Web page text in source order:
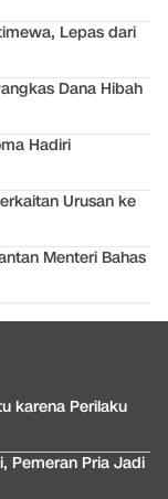
Lepas dari
Dana Hibah
Hadiri
Urusan ke
Menteri Bahas
karena Perilaku
Pemeran Pria Jadi